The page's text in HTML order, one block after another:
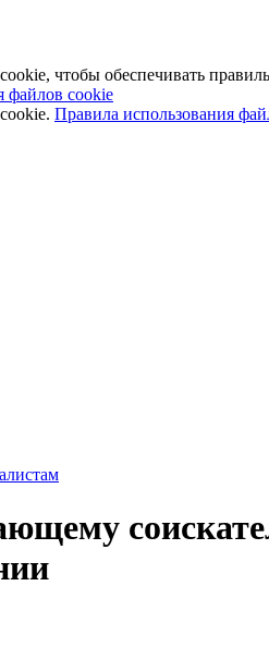
чтобы обеспечивать
файлов cookie
Правила использования